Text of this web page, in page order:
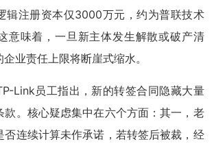
辑注册资本仅3000万元，约为普联技术
意味着，一旦新主体发生解散或破产清
业责任上限将断崖式缩水。
Link员工指出，新的转签合同隐藏大量
款。核心疑虑集中在六个方面：其一，老
否连续计算未作承诺，若转签后被裁，经